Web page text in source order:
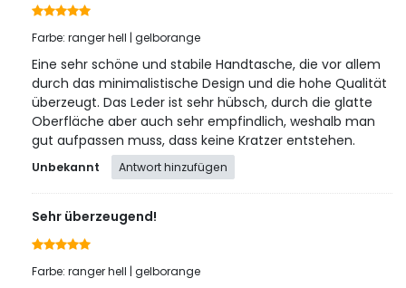
Farbe: ranger hell | gelborange
Eine sehr schöne und stabile Handtasche, die vor allem
durch das minimalistische Design und die hohe Qualität
überzeugt. Das Leder ist sehr hübsch, durch die glatte
Oberfläche aber auch sehr empfindlich, weshalb man
gut aufpassen muss, dass keine Kratzer entstehen.
Unbekannt Antwort hinzufügen
Sehr überzeugend!
Farbe: ranger hell | gelborange